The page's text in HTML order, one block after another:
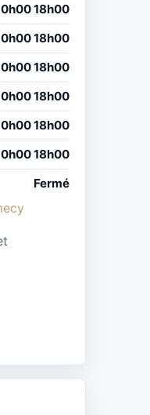
18h00
18h00
18h00
18h00
18h00
18h00
Fermé